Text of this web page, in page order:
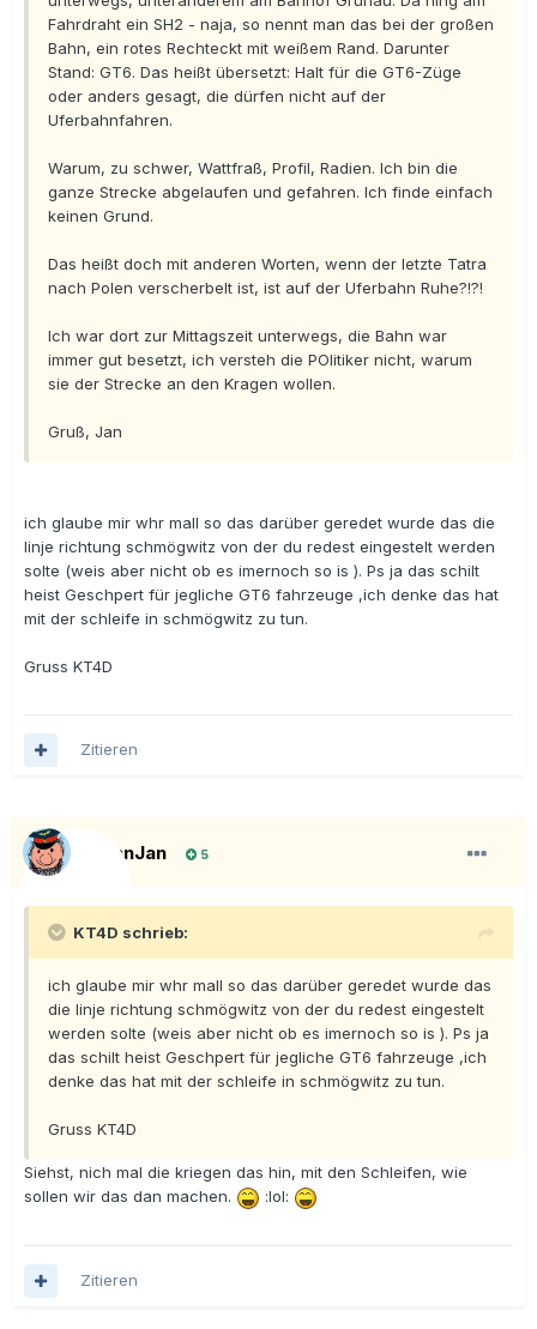
Fahrdraht ein SH2 - naja, so nennt man das bei der großen
Bahn, ein rotes Rechteckt mit weißem Rand. Darunter
Stand: GT6. Das heißt übersetzt: Halt für die GT6-Züge
oder anders gesagt, die dürfen nicht auf der
Uferbahnfahren.
Warum, zu schwer, Wattfraß, Profil, Radien. Ich bin die
ganze Strecke abgelaufen und gefahren. Ich finde einfach
keinen Grund.
Das heißt doch mit anderen Worten, wenn der letzte Tatra
nach Polen verscherbelt ist, ist auf der Uferbahn Ruhe?!?!
Ich war dort zur Mittagszeit unterwegs, die Bahn war
immer gut besetzt, ich versteh die POlitiker nicht, warum
sie der Strecke an den Kragen wollen.
Gruß, Jan
ich glaube mir whr mall so das darüber geredet wurde das die
linje richtung schmögwitz von der du redest eingestelt werden
solte (weis aber nicht ob es imernoch so is ). Ps ja das schilt
heist Geschpert für jegliche GT6 fahrzeuge ,ich denke das hat
mit der schleife in schmögwitz zu tun.
Gruss KT4D
Zitieren
BahnJan 5
KT4D schrieb:
ich glaube mir whr mall so das darüber geredet wurde das
die linje richtung schmögwitz von der du redest eingestelt
werden solte (weis aber nicht ob es imernoch so is ). Ps ja
das schilt heist Geschpert für jegliche GT6 fahrzeuge ,ich
denke das hat mit der schleife in schmögwitz zu tun.
Gruss KT4D
Siehst, nich mal die kriegen das hin, mit den Schleifen, wie
sollen wir das dan machen.
:lol:
Zitieren